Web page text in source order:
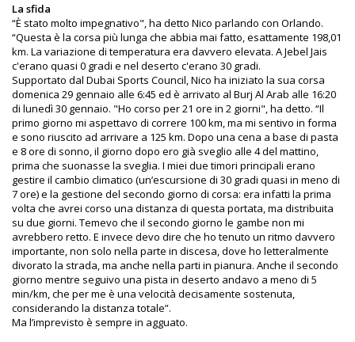
La sfida
“È stato molto impegnativo", ha detto Nico parlando con Orlando.
“Questa è la corsa più lunga che abbia mai fatto, esattamente 198,01
km. La variazione di temperatura era davvero elevata. A Jebel Jais
c'erano quasi 0 gradi e nel deserto c'erano 30 gradi.
Supportato dal Dubai Sports Council, Nico ha iniziato la sua corsa
domenica 29 gennaio alle 6:45 ed è arrivato al Burj Al Arab alle 16:20
di lunedì 30 gennaio. "Ho corso per 21 ore in 2 giorni", ha detto. “Il
primo giorno mi aspettavo di correre 100 km, ma mi sentivo in forma
e sono riuscito ad arrivare a 125 km. Dopo una cena a base di pasta
e 8 ore di sonno, il giorno dopo ero già sveglio alle 4 del mattino,
prima che suonasse la sveglia. I miei due timori principali erano
gestire il cambio climatico (un’escursione di 30 gradi quasi in meno di
7 ore) e la gestione del secondo giorno di corsa: era infatti la prima
volta che avrei corso una distanza di questa portata, ma distribuita
su due giorni. Temevo che il secondo giorno le gambe non mi
avrebbero retto. E invece devo dire che ho tenuto un ritmo davvero
importante, non solo nella parte in discesa, dove ho letteralmente
divorato la strada, ma anche nella parti in pianura. Anche il secondo
giorno mentre seguivo una pista in deserto andavo a meno di 5
min/km, che per me è una velocità decisamente sostenuta,
considerando la distanza totale”.
Ma l’imprevisto è sempre in agguato.